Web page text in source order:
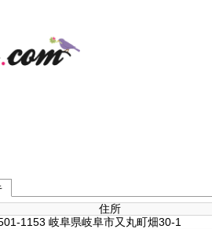
住所
1153 岐阜県岐阜市又丸町畑30-1